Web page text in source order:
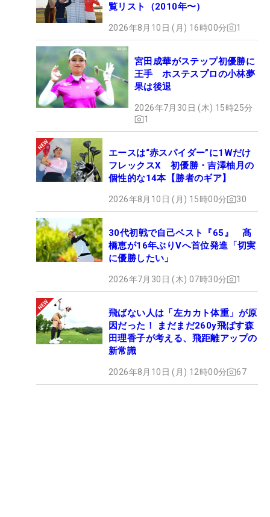
覧リスト（2010年〜）
2026年8月10日 (月) 16時00分 1
宮田成華がステップ初優勝に
王手 ホステスプロの小林夢
果は後退
2026年7月30日 (木) 15時25分
1
エースは“赤スパイダー”に1Wだけ
フレックスX 初優勝・吉澤柚月の
個性的な14本【勝者のギア】
2026年8月10日 (月) 15時00分 30
30代初戦で自己ベスト『65』 髙
橋恵が16年ぶりVへ首位発進「切実
に優勝したい」
2026年7月30日 (木) 07時30分 1
飛ばない人は「左カカト体重」が原
因だった！ まだまだ260y飛ばす森
田理香子が考える、飛距離アップの
新常識
2026年8月10日 (月) 12時00分 67